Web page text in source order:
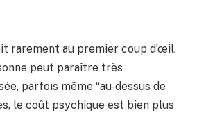
rarement au premier coup d’œil.
peut paraître très
parfois même “au‑dessus de
le coût psychique est bien plus